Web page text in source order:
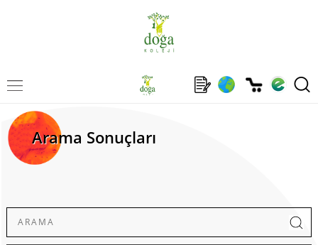
Arama Sonuçları